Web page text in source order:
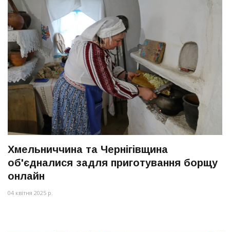
Хмельниччина та Чернігівщина
об'єдналися задля приготування борщу
онлайн
04 квітня 2025 р.